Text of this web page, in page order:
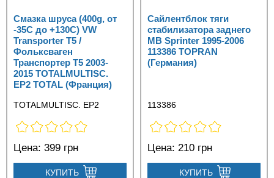
Смазка шруса (400g, от
-35С до +130C) VW
Transporter T5 /
Фольксваген
Транспортер Т5 2003-
2015 TOTALMULTISC.
EP2 TOTAL (Франция)
TOTALMULTISC. EP2
Цена: 399 грн
КУПИТЬ
Сайлентблок тяги
стабилизатора заднего
MB Sprinter 1995-2006
113386 TOPRAN
(Германия)
113386
Цена: 210 грн
КУПИТЬ